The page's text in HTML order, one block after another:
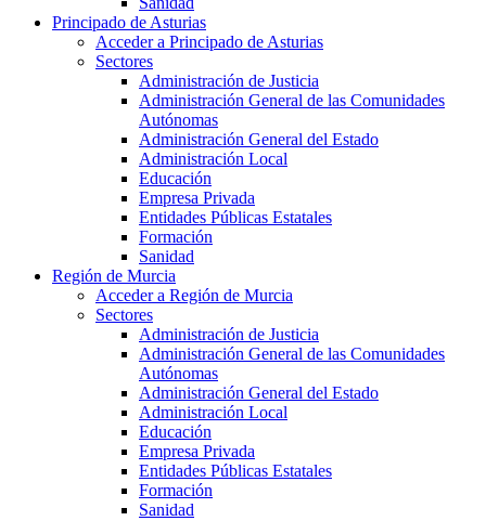
Principado de Asturias
Acceder a Principado de Asturias
Sectores
Administración de Justicia
Administración General de las Comunidades
Autónomas
Administración General del Estado
Administración Local
Educación
Empresa Privada
Entidades Públicas Estatales
Formación
Sanidad
Región de Murcia
Acceder a Región de Murcia
Sectores
Administración de Justicia
Administración General de las Comunidades
Autónomas
Administración General del Estado
Administración Local
Educación
Empresa Privada
Entidades Públicas Estatales
Formación
Sanidad